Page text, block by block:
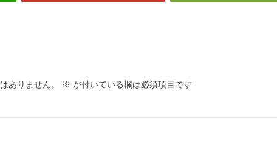
ありません。 ※ が付いている欄は必須項目です